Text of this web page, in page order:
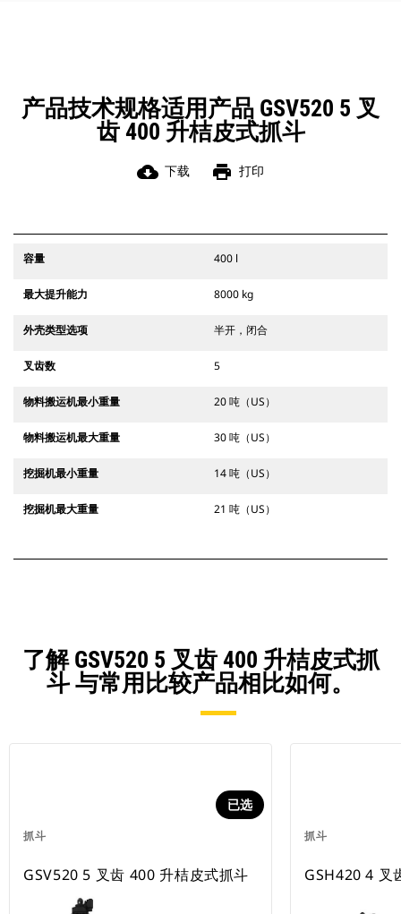
产品技术规格适用产品 GSV520 5 叉
齿 400 升桔皮式抓斗
cloud_download 下载 print 打印
容量 400 l
最大提升能力 8000 kg
外壳类型选项 半开，闭合
叉齿数 5
物料搬运机最小重量 20 吨（US）
物料搬运机最大重量 30 吨（US）
挖掘机最小重量 14 吨（US）
挖掘机最大重量 21 吨（US）
了解 GSV520 5 叉齿 400 升桔皮式抓
斗 与常用比较产品相比如何。
抓斗
已选
GSV520 5 叉齿 400 升桔皮式抓斗
抓斗
GSH420 4 叉